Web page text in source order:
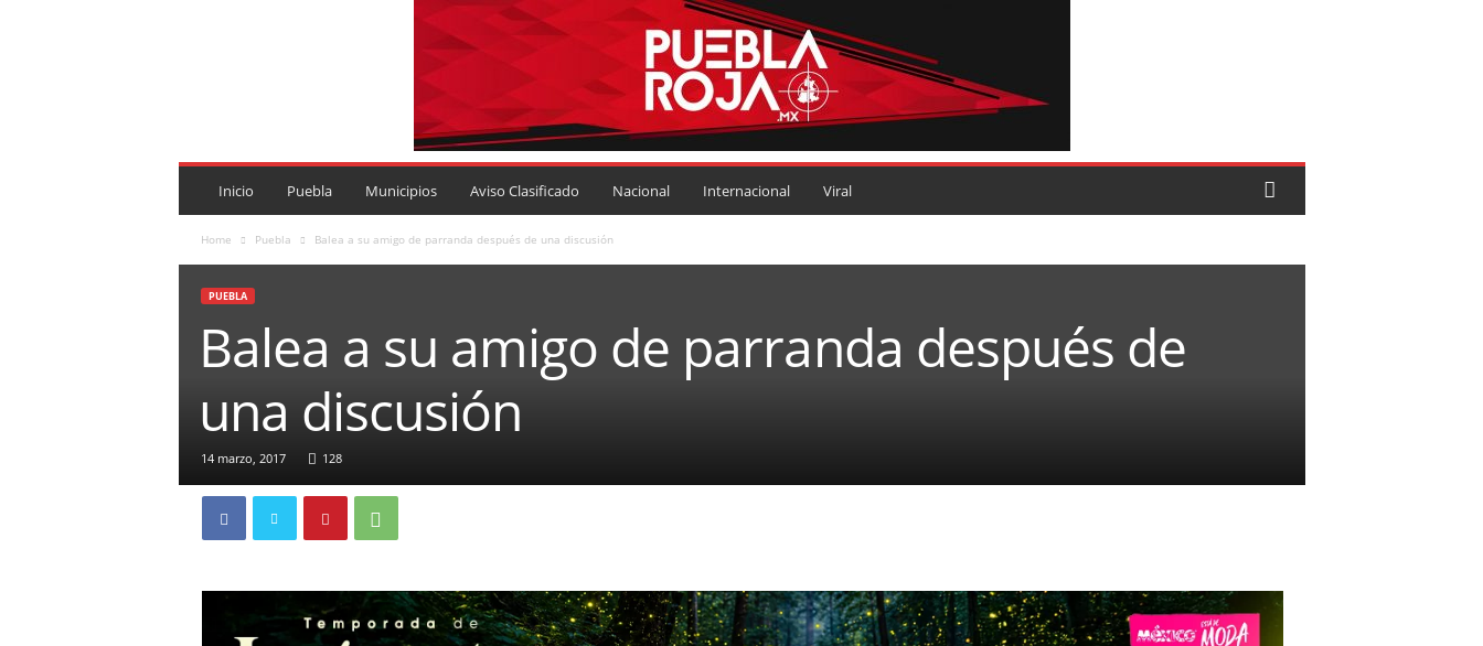
P
Inicio Puebla Municipios Aviso Clasificado Nacional Internacional Viral
Home Puebla Balea a su amigo de parranda después de una discusión
PUEBLA
Balea a su amigo de parranda después de
una discusión
14 marzo, 2017 128